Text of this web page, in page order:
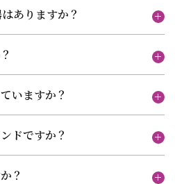
ありますか？
いますか？
ドですか？
？